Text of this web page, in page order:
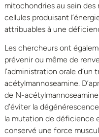
mitochondries au sein des
cellules produisant
attribuables à une
Les chercheurs ont
prévenir ou même de
l’administration orale
acétylmannoseamine.
de N-
d’éviter la
la mutation de déficience
conservé une force